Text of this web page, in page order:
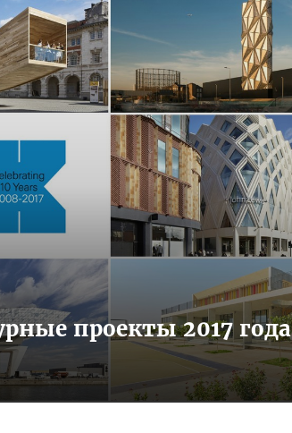
проекты 2017 года